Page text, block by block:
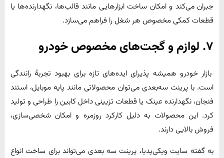
جبران می‌کند و امکان ساخت ابزارهایی مانند قالب‌ها، نگهدارنده‌ها یا
قطعات کمکی مخصوص هر شغل را فراهم می‌سازد.
۷. لوازم و گجت‌های مخصوص خودرو
بازار خودرو همیشه پذیرای ایده‌های تازه برای بهبود تجربهٔ رانندگی
است. با پرینت سه‌بعدی می‌توان محصولاتی مانند پایه موبایل، استند
فنجان، نگهدارنده عینک یا قطعات تزیینی داخل کابین را طراحی و تولید
کرد. این محصولات به دلیل کارکرد روزمره و امکان شخصی‌سازی،
فروش بالایی دارند.
به گفته سایت ویکی‌پدیا، پرینت سه بعدی می‌تواند برای ساخت انواع